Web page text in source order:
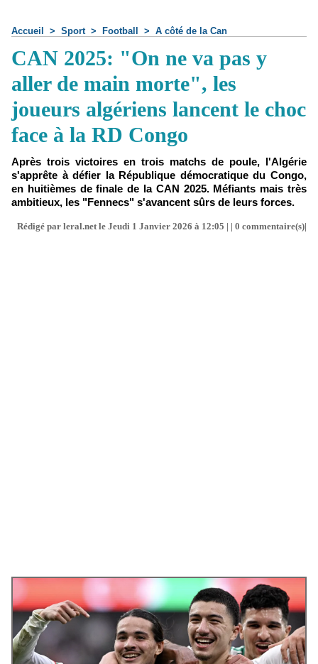
Accueil > Sport > Football > A côté de la Can
CAN 2025: "On ne va pas y
aller de main morte", les
joueurs algériens lancent le choc
face à la RD Congo
Après trois victoires en trois matchs de poule, l'Algérie
s'apprête à défier la République démocratique du Congo,
en huitièmes de finale de la CAN 2025. Méfiants mais très
ambitieux, les "Fennecs" s'avancent sûrs de leurs forces.
Rédigé par leral.net le Jeudi 1 Janvier 2026 à 12:05 | | 0 commentaire(s)|